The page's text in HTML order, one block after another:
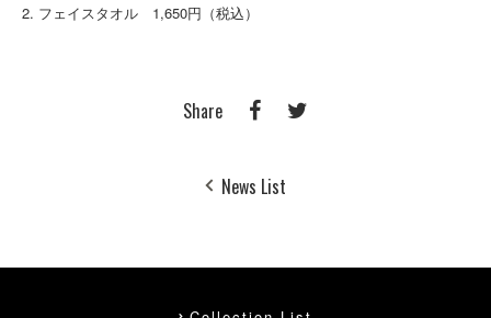
2. フェイスタオル 1,650円（税込）
Share
News List